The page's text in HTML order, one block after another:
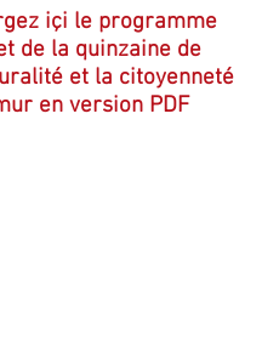
içi le programme
de la quinzaine de
et la citoyenneté
en version PDF